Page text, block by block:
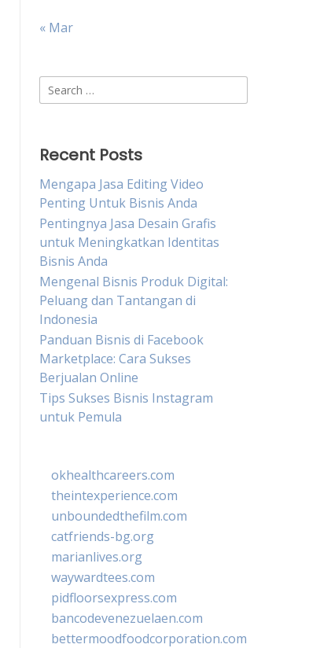
« Mar
Search
for:
Recent Posts
Mengapa Jasa Editing Video
Penting Untuk Bisnis Anda
Pentingnya Jasa Desain Grafis
untuk Meningkatkan Identitas
Bisnis Anda
Mengenal Bisnis Produk Digital:
Peluang dan Tantangan di
Indonesia
Panduan Bisnis di Facebook
Marketplace: Cara Sukses
Berjualan Online
Tips Sukses Bisnis Instagram
untuk Pemula
okhealthcareers.com
theintexperience.com
unboundedthefilm.com
catfriends-bg.org
marianlives.org
waywardtees.com
pidfloorsexpress.com
bancodevenezuelaen.com
bettermoodfoodcorporation.com